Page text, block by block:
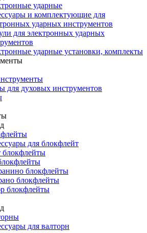
ударные
и комплектующие для
ударных инструментов
для электронных ударных
ударные установки, комплекты
для духовых инструментов
для блокфлейт
блокфлейты
блокфлейты
блокфлейты
блокфлейты
для валторн